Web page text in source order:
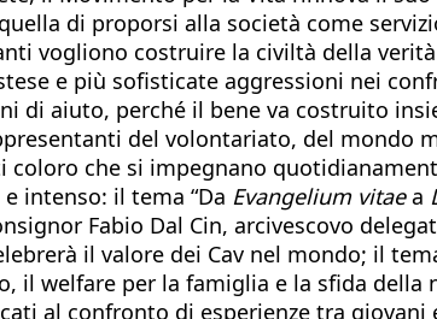
quella di proporsi alla società come
vogliono costruire la civiltà della
e più sofisticate aggressioni nei
di aiuto, perché il bene va costruito
del volontariato, del mondo
coloro che si impegnano
intenso: il tema “Da Evangelium vitaea
Fabio Dal Cin, arcivescovo
il valore dei Cav nel mondo; il
il welfare per la famiglia e la sfida
al confronto di esperienze tra giovani